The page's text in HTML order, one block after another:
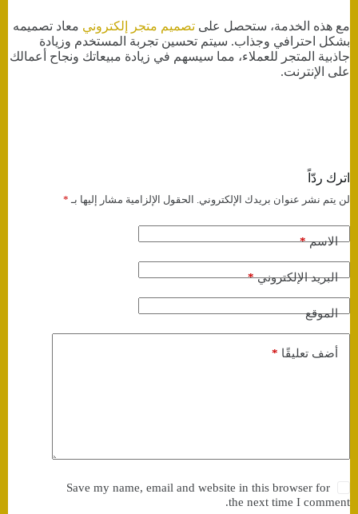
مع هذه الخدمة، ستحصل على تصميم متجر إلكتروني معاد تصميمه
بشكل احترافي وجذاب. سيتم تحسين تجربة المستخدم وزيادة
جاذبية المتجر للعملاء، مما سيسهم في زيادة مبيعاتك ونجاح أعمالك
على الإنترنت.
اترك ردّاً
لن يتم نشر عنوان بريدك الإلكتروني. الحقول الإلزامية مشار إليها بـ *
الاسم*
البريد الإلكتروني*
الموقع
أضف تعليقًا *
Save my name, email and website in this browser for
the next time I comment.